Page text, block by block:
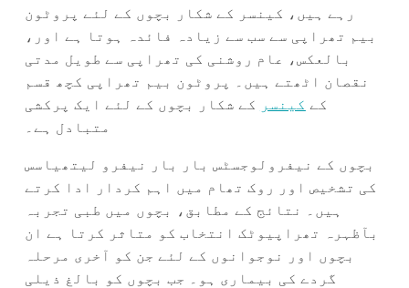
رہے ہیں، کینسر کے شکار بچوں کے لئے پروٹون
بیم تھراپی سے سب سے زیادہ فائدہ ہوتا ہے اور،
بالعکس، عام روشنی کی تھراپی سے طویل مدتی
نقصان اٹھتے ہیں۔ پروٹون بیم تھراپی کچھ قسم
کے کینسر کے شکار بچوں کے لئے ایک پرکشی
متبادل ہے۔
بچوں کے نیفرولوجسٹس بار بار نیفرو لیتھیاسس
کی تشخیص اور روک تھام میں اہم کردار ادا کرتے
ہیں۔ نتائج کے مطابق، بچوں میں طبی تجربہ
بآظہرہ تھراپیوٹک انتخاب کو متاثر کرتا ہے ان
بچوں اور نوجوانوں کے لئے جن کو آخری مرحلہ
گردے کی بیماری ہو۔ جب بچوں کو بالغ ذیلی